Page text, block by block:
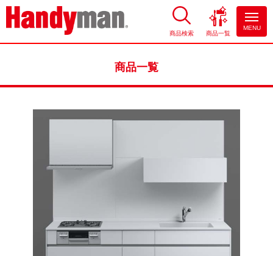
お風呂やキッチンのリフォーム
商品検索 商品一覧
MENU
商品一覧